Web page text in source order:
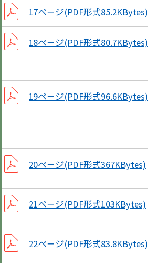
17ページ(PDF形式85.2KBytes)
18ページ(PDF形式80.7KBytes)
19ページ(PDF形式96.6KBytes)
20ページ(PDF形式367KBytes)
21ページ(PDF形式103KBytes)
22ページ(PDF形式83.8KBytes)